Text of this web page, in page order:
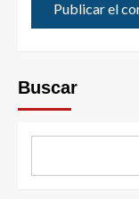
Buscar